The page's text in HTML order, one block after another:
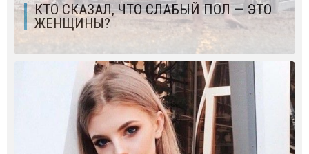
КТО СКАЗАЛ, ЧТО СЛАБЫЙ ПОЛ — ЭТО
ЖЕНЩИНЫ?